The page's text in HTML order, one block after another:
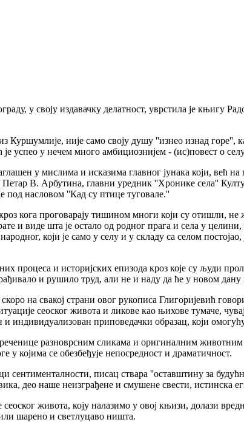
у своју издавачку делатност, уврстила је књигу
није само своју душу ''изнео изнад горе'',
је успео у нечем много амбициознијем - (ис)повест о
у мислима и исказима главног јунака који, већ
В. Арбутина, главни уредник ''Хронике села''
под насловом ''Кад су птице туговале.''
проговарају тишином многи који су отишли, не
и виде шта је остало од родног прага и села у
који је само у селу и у складу са селом
и историјских епизода кроз које су људи
и рушило труд, али не и наду да ће у новом
свакој страни овог рукописа Глигоријевић
сеоског живота и ликове као њихове тумаче,
приповедачки образац, који
разноврсним сликама и оригиналним животним
којима се обезбеђује непосредност и драматичност.
писац ствара ''оставштину за
део наше неизграђене и смушене свести, истинска
живота, коју налазимо у овој књизи, долази
шарено и светлуцаво ништа.